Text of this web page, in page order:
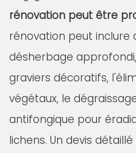
rénovation peut être
rénovation peut inclure
désherbage
graviers décoratifs,
végétaux, le
antifongique pour
lichens. Un devis